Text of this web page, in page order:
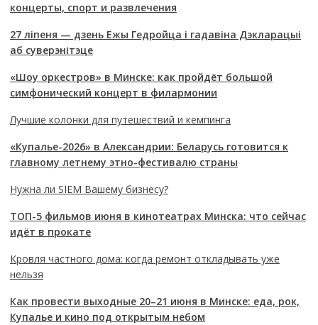
концерты, спорт и развлечения
27 ліпеня — дзень Ежы Гедройца і гадавіна Дэкларацыі
аб суверэнітэце
«Шоу оркестров» в Минске: как пройдёт большой
симфонический концерт в филармонии
Лучшие колонки для путешествий и кемпинга
«Купалье-2026» в Александрии: Беларусь готовится к
главному летнему этно-фестивалю страны
Нужна ли SIEM Вашему бизнесу?
ТОП-5 фильмов июня в кинотеатрах Минска: что сейчас
идёт в прокате
Кровля частного дома: когда ремонт откладывать уже
нельзя
Как провести выходные 20–21 июня в Минске: еда, рок,
Купалье и кино под открытым небом